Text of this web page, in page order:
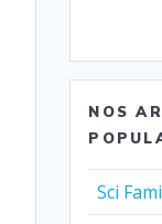
NOS
Sci